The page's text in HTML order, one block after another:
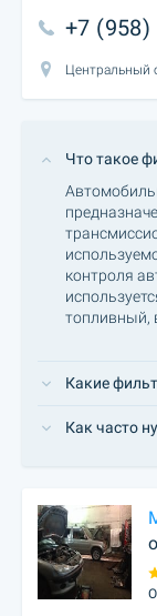
+7 (958)
Центральный
Что такое
контроля
топливный,
Какие
Как часто